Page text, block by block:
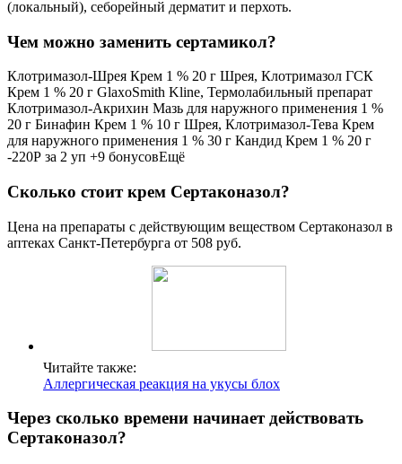
(локальный), себорейный дерматит и перхоть.
Чем можно заменить сертамикол?
Клотримазол-Шрея Крем 1 % 20 г Шрея, Клотримазол ГСК
Крем 1 % 20 г GlaxoSmith Kline, Термолабильный препарат
Клотримазол-Акрихин Мазь для наружного применения 1 %
20 г Бинафин Крем 1 % 10 г Шрея, Клотримазол-Тева Крем
для наружного применения 1 % 30 г Кандид Крем 1 % 20 г
-220Р за 2 уп +9 бонусовЕщё
Сколько стоит крем Сертаконазол?
Цена на препараты с действующим веществом Сертаконазол в
аптеках Санкт-Петербурга от 508 руб.
Читайте также:
Аллергическая реакция на укусы блох
Через сколько времени начинает действовать
Сертаконазол?